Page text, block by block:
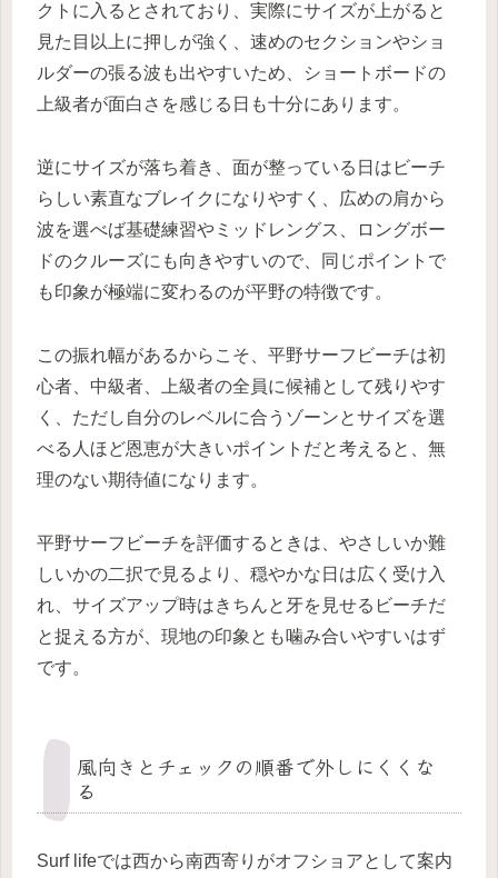
クトに入るとされており、実際にサイズが上がると
見た目以上に押しが強く、速めのセクションやショ
ルダーの張る波も出やすいため、ショートボードの
上級者が面白さを感じる日も十分にあります。
逆にサイズが落ち着き、面が整っている日はビーチ
らしい素直なブレイクになりやすく、広めの肩から
波を選べば基礎練習やミッドレングス、ロングボー
ドのクルーズにも向きやすいので、同じポイントで
も印象が極端に変わるのが平野の特徴です。
この振れ幅があるからこそ、平野サーフビーチは初
心者、中級者、上級者の全員に候補として残りやす
く、ただし自分のレベルに合うゾーンとサイズを選
べる人ほど恩恵が大きいポイントだと考えると、無
理のない期待値になります。
平野サーフビーチを評価するときは、やさしいか難
しいかの二択で見るより、穏やかな日は広く受け入
れ、サイズアップ時はきちんと牙を見せるビーチだ
と捉える方が、現地の印象とも噛み合いやすいはず
です。
風向きとチェックの順番で外しにくくな
る
Surf lifeでは西から南西寄りがオフショアとして案内